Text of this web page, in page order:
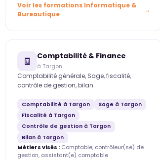
Voir les formations Informatique &
Bureautique
🧾 Comptabilité & Finance
à Targon
Comptabilité générale, Sage, fiscalité,
contrôle de gestion, bilan
Comptabilité à Targon
Sage à Targon
Fiscalité à Targon
Contrôle de gestion à Targon
Bilan à Targon
Métiers visés : Comptable, contrôleur(se) de
gestion, assistant(e) comptable